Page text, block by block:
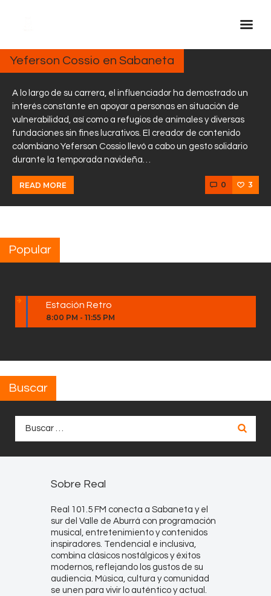
Inicio Real FM
Streaming
En Vivo
Descarga La APP
Programas
Noticias
Equipo
Contactos
26, 2024
Yeferson Cossio en Sabaneta
A lo largo de su carrera, el influenciador ha demostrado un
interés constante en apoyar a personas en situación de
vulnerabilidad, así como a refugios de animales y diversas
fundaciones sin fines lucrativos. El creador de contenido
colombiano Yeferson Cossio llevó a cabo un gesto solidario
durante la temporada navideña…
READ MORE 0 3
Popular
Estación Retro
8:00 PM - 11:55 PM
Buscar
Sobre Real
Real 101.5 FM conecta a Sabaneta y el
sur del Valle de Aburrá con programación
musical, entretenimiento y contenidos
inspiradores. Tendencial e inclusiva,
combina clásicos nostálgicos y éxitos
modernos, reflejando los gustos de su
audiencia. Música, cultura y comunidad
se unen para vivir lo auténtico y actual.